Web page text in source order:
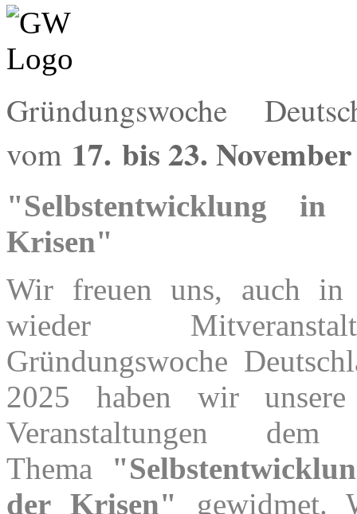
Gründungswoche
vom 17. bis 23.
"Selbstentwicklung
Krisen"
Wir freuen uns, auch in
wieder
Gründungswoche
2025 haben wir unsere
Veranstaltungen dem
Thema
der Krisen" gewidmet.